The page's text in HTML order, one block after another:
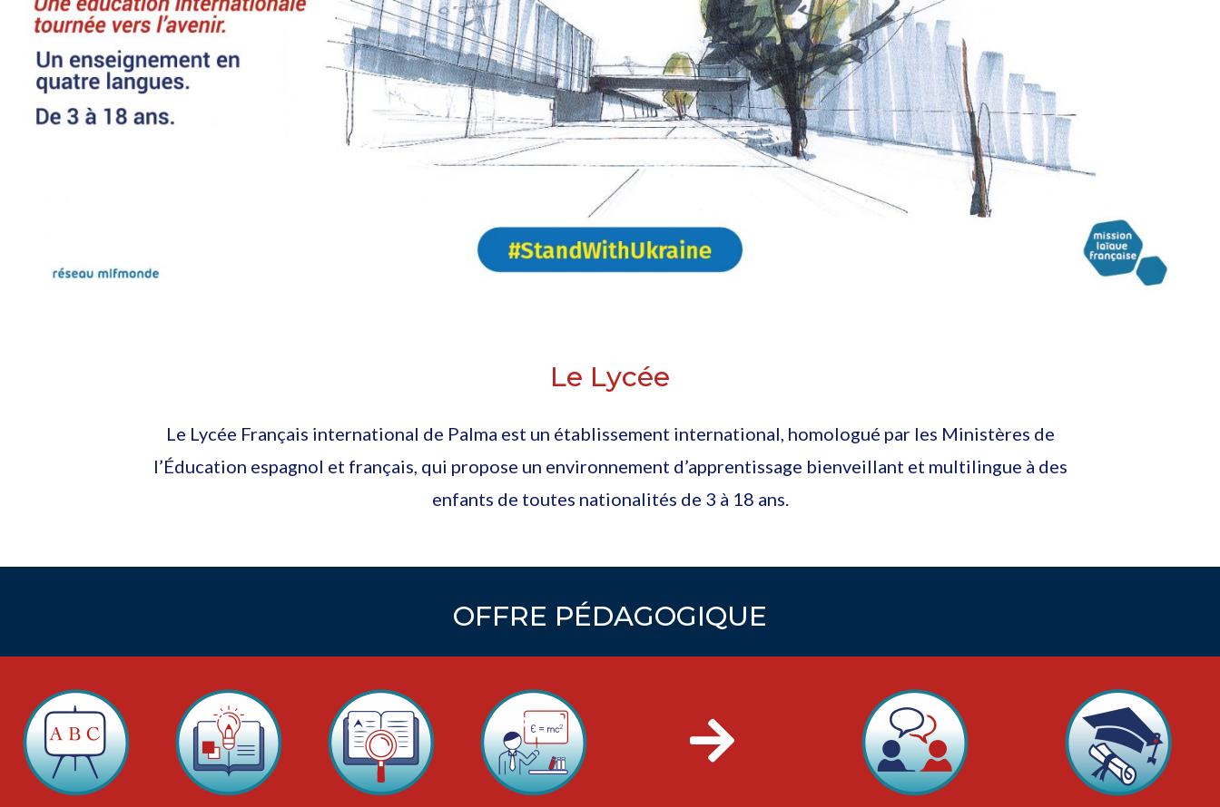
Le Lycée
Le Lycée Français international de Palma est un établissement international, homologué par les Ministères de
l’Éducation espagnol et français, qui propose un environnement d’apprentissage bienveillant et multilingue à des
enfants de toutes nationalités de 3 à 18 ans.
OFFRE PÉDAGOGIQUE